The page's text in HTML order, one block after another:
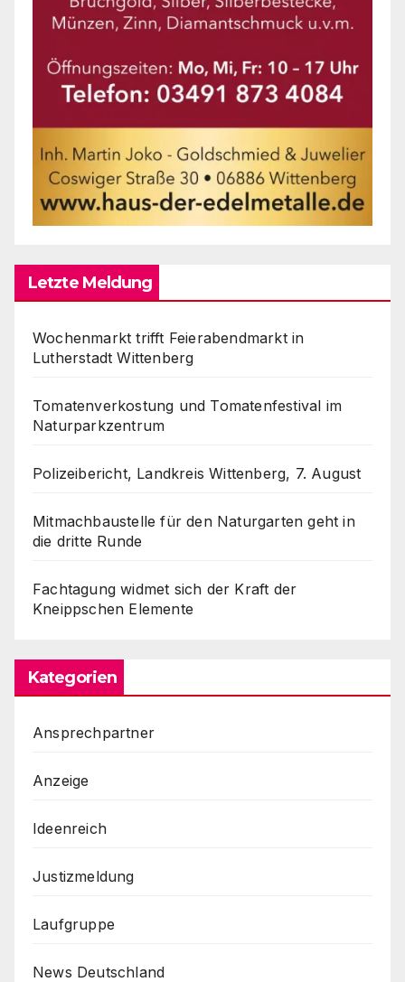
Letzte Meldung
Wochenmarkt trifft Feierabendmarkt in
Lutherstadt Wittenberg
Tomatenverkostung und Tomatenfestival im
Naturparkzentrum
Polizeibericht, Landkreis Wittenberg, 7. August
Mitmachbaustelle für den Naturgarten geht in
die dritte Runde
Fachtagung widmet sich der Kraft der
Kneippschen Elemente
Kategorien
Ansprechpartner
Anzeige
Ideenreich
Justizmeldung
Laufgruppe
News Deutschland